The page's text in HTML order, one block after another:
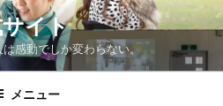
イト
感動でしか変わらない。
メニュー